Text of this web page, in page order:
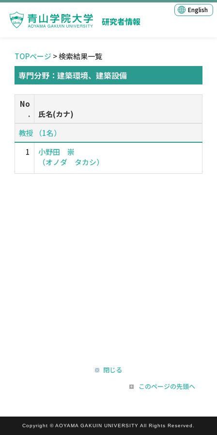
研究者情報
English
TOPページ > 検索結果一覧
専門分野：建築環境、建築設備
No
.
氏名(カナ)
教授 （1名）
1
小野田 崇
（オノダ タカシ）
閉じる
このページの先頭へ
Copyright © AOYAMA GAKUIN UNIVERSITY All Rights Reserved.